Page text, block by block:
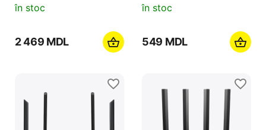
în stoc
2 469 MDL
în stoc
‍549‍ MDL